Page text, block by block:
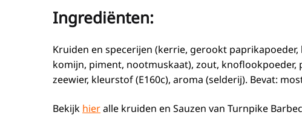
Ingrediënten:
Kruiden en specerijen (kerrie, gerookt
komijn, piment, nootmuskaat), zout, knoflookpoeder,
zeewier, kleurstof (E160c), aroma (selderij). Bevat:
Bekijk hieralle kruiden en Sauzen van Turnpike